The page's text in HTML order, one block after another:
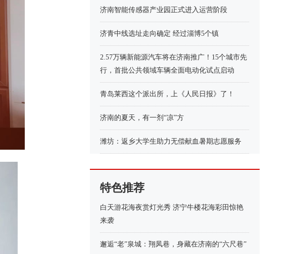
济南智能传感器产业园正式进入运营阶段
济青中线选址走向确定 经过淄博5个镇
2.57万辆新能源汽车将在济南推广！15个城市先
行，首批公共领域车辆全面电动化试点启动
青岛莱西这个派出所，上《人民日报》了！
济南的夏天，有一剂“凉”方
潍坊：返乡大学生助力无偿献血暑期志愿服务
特色推荐
白天游花海夜赏灯光秀 济宁牛楼花海彩田惊艳
来袭
邂逅“老”泉城：翔凤巷，身藏在济南的“六尺巷”